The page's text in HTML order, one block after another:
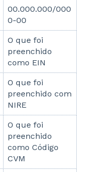
00.000.000/000
0-00
O que foi
preenchido
como EIN
O que foi
preenchido com
NIRE
O que foi
preenchido
como Código
CVM